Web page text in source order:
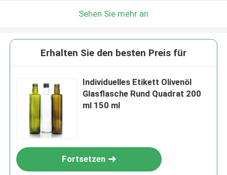
Sehen Sie mehr an
Erhalten Sie den besten Preis für
Individuelles Etikett Olivenöl
Glasflasche Rund Quadrat 200
ml 150 ml
Fortsetzen